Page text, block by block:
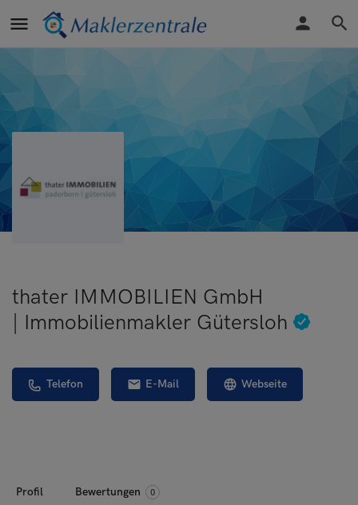
thater IMMOBILIEN GmbH
| Immobilienmakler Gütersloh
Telefon E-Mail Webseite
Profil Bewertungen 0